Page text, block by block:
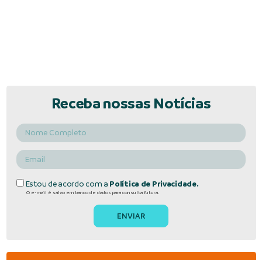
Receba nossas Notícias
Estou de acordo com a Política de Privacidade.
O e-mail é salvo em banco de dados para consulta futura.